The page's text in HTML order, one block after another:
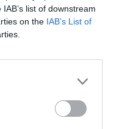
list of downstream
on the IAB’s List of